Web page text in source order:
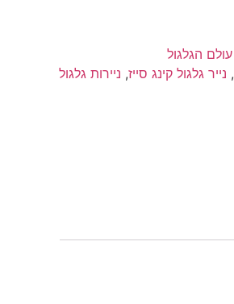
עולם הגלגול
, נייר גלגול קינג סייז, ניירות גלגול